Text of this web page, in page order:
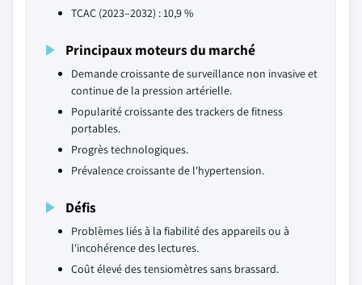
TCAC (2023–2032) : 10,9 %
Principaux moteurs du marché
Demande croissante de surveillance non invasive et
continue de la pression artérielle.
Popularité croissante des trackers de fitness
portables.
Progrès technologiques.
Prévalence croissante de l'hypertension.
Défis
Problèmes liés à la fiabilité des appareils ou à
l'incohérence des lectures.
Coût élevé des tensiomètres sans brassard.